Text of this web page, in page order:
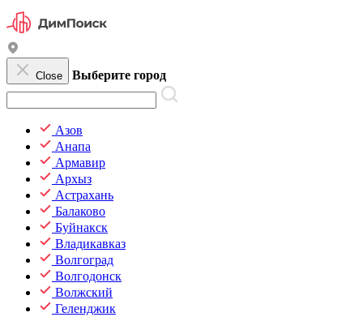
Close Выберите город
Азов
Анапа
Армавир
Архыз
Астрахань
Балаково
Буйнакск
Владикавказ
Волгоград
Волгодонск
Волжский
Геленджик